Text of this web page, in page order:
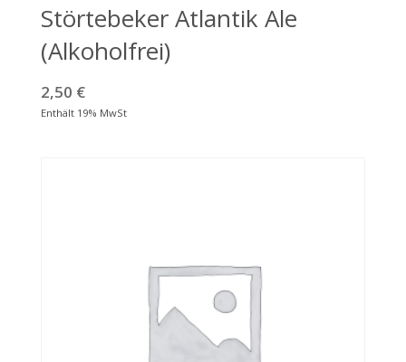
Störtebeker Atlantik Ale
(Alkoholfrei)
2,50 €
Enthält 19% MwSt